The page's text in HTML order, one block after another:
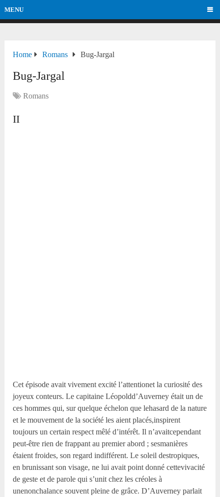
MENU
Home Romans Bug-Jargal
Bug-Jargal
Romans
II
Cet épisode avait vivement excité l’attentionet la curiosité des
joyeux conteurs. Le capitaine Léopoldd’Auverney était un de
ces hommes qui, sur quelque échelon que lehasard de la nature
et le mouvement de la société les aient placés,inspirent
toujours un certain respect mêlé d’intérêt. Il n’avaitcependant
peut-être rien de frappant au premier abord ; sesmanières
étaient froides, son regard indifférent. Le soleil destropiques,
en brunissant son visage, ne lui avait point donné cettevivacité
de geste et de parole qui s’unit chez les créoles à
unenonchalance souvent pleine de grâce. D’Auverney parlait